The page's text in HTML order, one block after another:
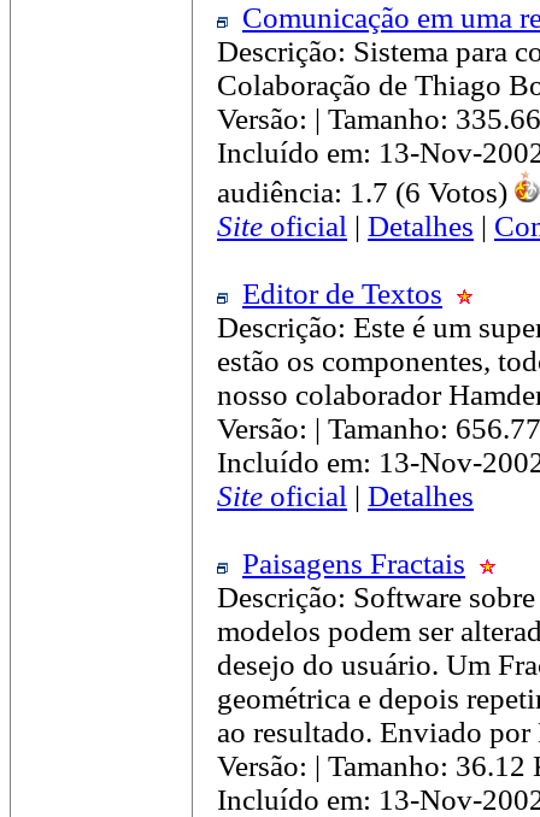
Comunicação em uma
Descrição: Sistema para
Colaboração de Thiago
Versão: | Tamanho:
Incluído em: 13-Nov-
audiência: 1.7 (6 Votos)
Site oficial | Detalhes |
Editor de Textos
Descrição: Este é um
estão os componentes,
nosso colaborador
Versão: | Tamanho:
Incluído em: 13-Nov-
Site oficial | Detalhes
Paisagens Fractais
Descrição: Software
modelos podem ser
desejo do usuário. Um
geométrica e depois
ao resultado. Enviado por
Versão: | Tamanho: 36.12
Incluído em: 13-Nov-